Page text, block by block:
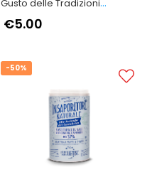
Gusto delle Tradizioni
Siciliane
€5.00
-50%